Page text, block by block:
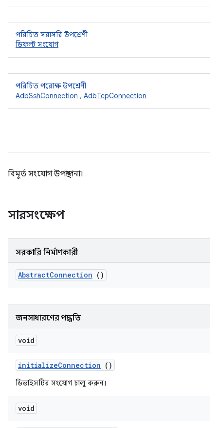
পরিচিত সরাসরি উপশ্রেণী
ডিফল্ট সংযোগ
পরিচিত পরোক্ষ উপশ্রেণী
AdbSshConnection , AdbTcpConnection
বিমূর্ত সংযোগ উপস্থাপনা।
সারসংক্ষেপ
সরকারি নির্মাণকারী
AbstractConnection ()
জনসাধারণের পদ্ধতি
void
initializeConnection ()
ডিভাইসটির সংযোগ চালু করুন।
void